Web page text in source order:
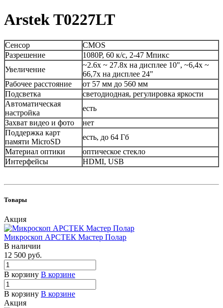
Arstek T0227LT
Сенсор
CMOS
Разрешение
1080P, 60 к/с, 2-47 Мпикс
Увеличение
~2.6х ~ 27.8х на дисплее 10", ~6,4х ~
66,7х на дисплее 24"
Рабочее расстояние
от 57 мм до 560 мм
Подсветка
светодиодная, регулировка яркости
Автоматическая
настройка
есть
Захват видео и фото
нет
Поддержка карт
памяти MicroSD
есть, до 64 Гб
Материал оптики
оптическое стекло
Интерфейсы
HDMI, USB
Товары
Акция
Микроскоп АРСТЕК Мастер Полар
В наличии
12 500 руб.
В корзину В корзине
В корзину В корзине
Акция